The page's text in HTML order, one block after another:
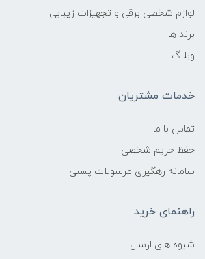
لوازم شخصی برقی و تجهیزات زیبایی
برند ها
وبلاگ
خدمات مشتریان
تماس با ما
حفظ حریم شخصی
سامانه رهگیری مرسولات پستی
راهنمای خرید
شیوه های ارسال